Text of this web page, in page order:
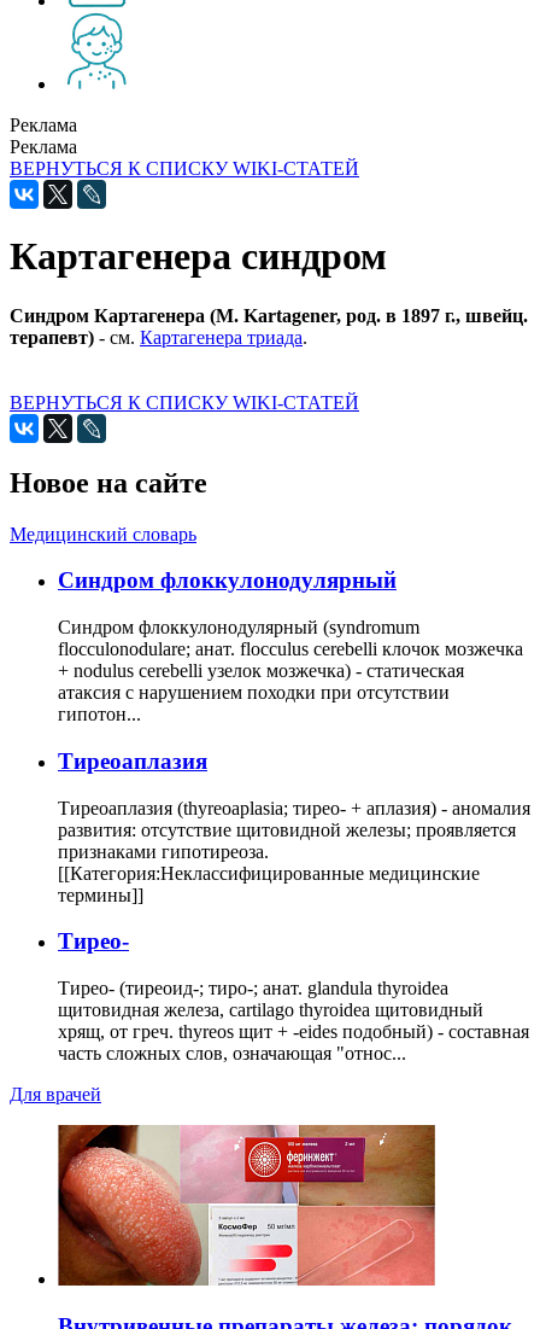
Реклама
Реклама
ВЕРНУТЬСЯ К СПИСКУ WIKI-СТАТЕЙ
Картагенера синдром
Синдром Картагенера (М. Kartagener, род. в 1897 г., швейц.
терапевт) - см. Картагенера триада.
ВЕРНУТЬСЯ К СПИСКУ WIKI-СТАТЕЙ
Новое на сайте
Медицинский словарь
Cиндром флоккулонодулярный
Синдром флоккулонодулярный (syndromum
flocculonodulare; анат. flocculus cerebelli клочок мозжечка
+ nodulus cerebelli узелок мозжечка) - статическая
атаксия с нарушением походки при отсутствии
гипотон...
Тиреоаплазия
Тиреоаплазия (thyreoaplasia; тирео- + аплазия) - аномалия
развития: отсутствие щитовидной железы; проявляется
признаками гипотиреоза.
[[Категория:Неклассифицированные медицинские
термины]]
Тирео-
Тирео- (тиреоид-; тиро-; анат. glandula thyroidea
щитовидная железа, cartilago thyroidea щитовидный
хрящ, от греч. thyreos щит + -eides подобный) - составная
часть сложных слов, означающая "относ...
Для врачей